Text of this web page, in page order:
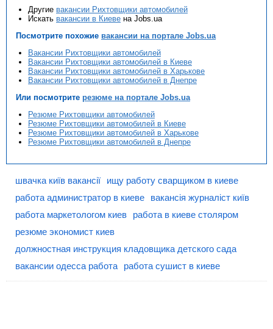
Другие вакансии Рихтовщики автомобилей
Искать вакансии в Киеве на Jobs.ua
Посмотрите похожие вакансии на портале Jobs.ua
Вакансии Рихтовщики автомобилей
Вакансии Рихтовщики автомобилей в Киеве
Вакансии Рихтовщики автомобилей в Харькове
Вакансии Рихтовщики автомобилей в Днепре
Или посмотрите резюме на портале Jobs.ua
Резюме Рихтовщики автомобилей
Резюме Рихтовщики автомобилей в Киеве
Резюме Рихтовщики автомобилей в Харькове
Резюме Рихтовщики автомобилей в Днепре
швачка київ вакансії
ищу работу сварщиком в киеве
работа администратор в киеве
вакансія журналіст київ
работа маркетологом киев
работа в киеве столяром
резюме экономист киев
должностная инструкция кладовщика детского сада
вакансии одесса работа
работа сушист в киеве